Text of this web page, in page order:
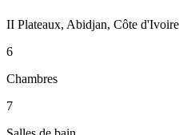
II Plateaux, Abidjan, Côte d'Ivoire
6
Chambres
7